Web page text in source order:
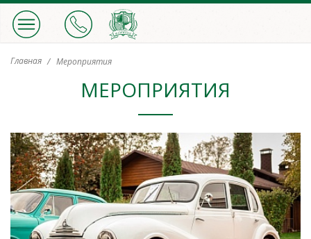
Главная Мероприятия
МЕРОПРИЯТИЯ